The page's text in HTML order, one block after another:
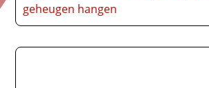
geheugen hangen